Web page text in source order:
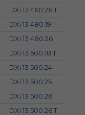
DXi 13 460.26 T
DXi 13 480.19
DXi 13 480.26
DXi 13 500.18 T
DXi 13 500.24
DXi 13 500.25
DXi 13 500.26
DXi 13 500.26 T